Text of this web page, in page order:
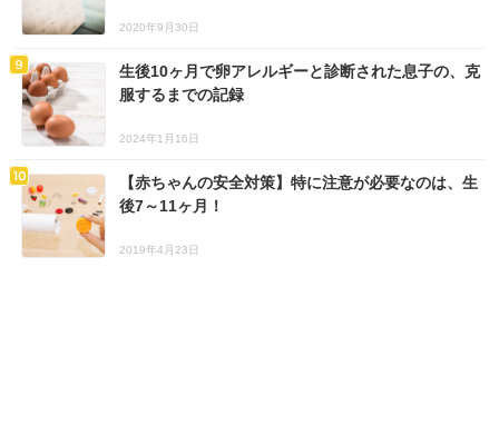
2020年9月30日
生後10ヶ月で卵アレルギーと診断された息子の、克
服するまでの記録
2024年1月16日
【赤ちゃんの安全対策】特に注意が必要なのは、生
後7～11ヶ月！
2019年4月23日